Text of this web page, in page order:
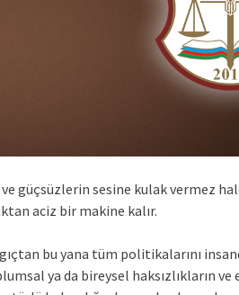
güçsüzlerin sesine kulak vermez
aciz bir makine kalır.
bu yana tüm politikalarını
ya da bireysel haksızlıkların ve